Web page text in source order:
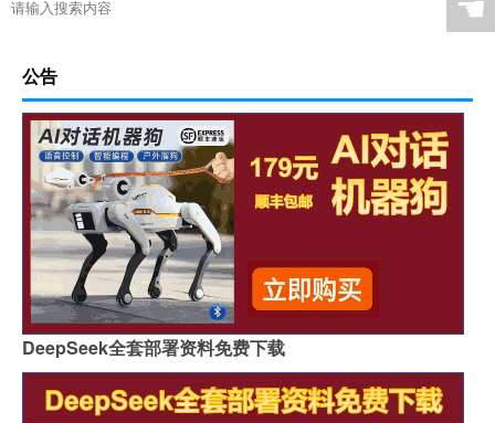
☚
公告
DeepSeek全套部署资料免费下载